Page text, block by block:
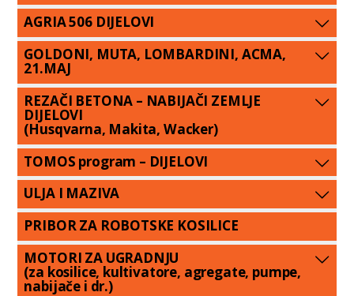
AGRIA 506 DIJELOVI
GOLDONI, MUTA, LOMBARDINI, ACMA,
21.MAJ
REZAČI BETONA – NABIJAČI ZEMLJE
DIJELOVI
(Husqvarna, Makita, Wacker)
TOMOS program – DIJELOVI
ULJA I MAZIVA
PRIBOR ZA ROBOTSKE KOSILICE
MOTORI ZA UGRADNJU
(za kosilice, kultivatore, agregate, pumpe,
nabijače i dr.)